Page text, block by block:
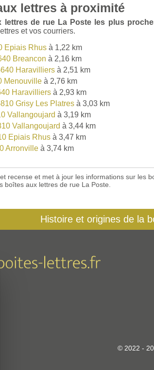
lettres à proximité
lettres de rue La Poste les plus
et vos courriers.
Epiais Rhus à 1,22 km
Breancon à 2,16 km
Haravilliers à 2,51 km
Menouville à 2,76 km
Haravilliers à 2,93 km
Grisy Les Platres à 3,03 km
Vallangoujard à 3,19 km
Vallangoujard à 3,44 km
Epiais Rhus à 3,47 km
Arronville à 3,74 km
recense et met à jour les informations sur les
boîtes aux lettres de rue La Poste.
Histoire et origines de la
© 2022 -